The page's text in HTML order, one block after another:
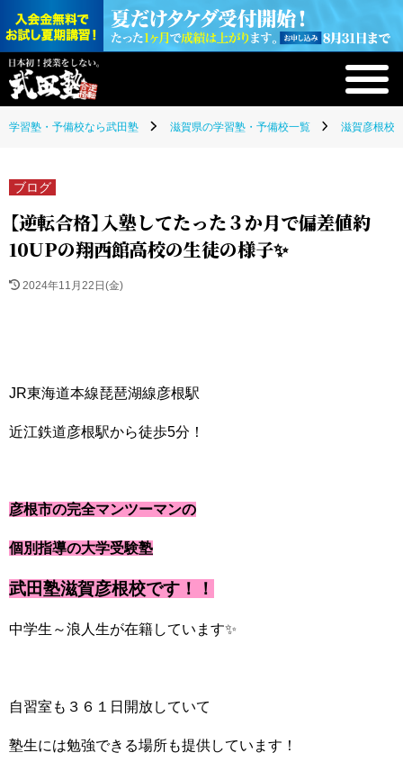
学習塾・予備校なら武田塾 滋賀県の学習塾・予備校一覧 滋賀彦根校(
ブログ
【逆転合格】入塾してたった３か月で偏差値約
10UPの翔西館高校の生徒の様子✨
2024年11月22日(金)
JR東海道本線琵琶湖線彦根駅
近江鉄道彦根駅から徒歩5分！
彦根市の完全マンツーマンの
個別指導の大学受験塾
武田塾滋賀彦根校です！！
中学生～浪人生が在籍しています✨
自習室も３６１日開放していて
塾生には勉強できる場所も提供しています！